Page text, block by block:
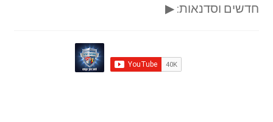
חדשים וסדנאות: ▶